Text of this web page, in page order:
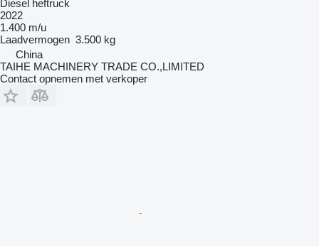
Diesel heftruck
2022
1.400 m/u
Laadvermogen 3.500 kg
China
TAIHE MACHINERY TRADE CO.,LIMITED
Contact opnemen met verkoper